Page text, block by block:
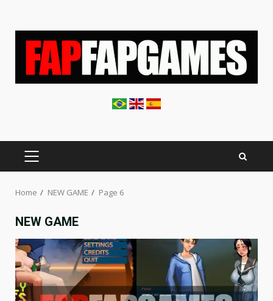
PRIMARY
MENU
Home NEW GAME Page 6
NEW GAME